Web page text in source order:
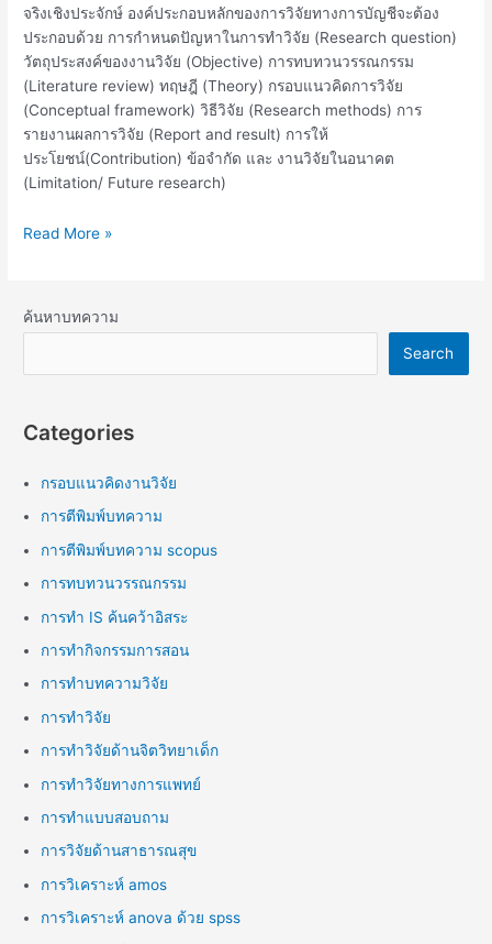
จริงเชิงประจักษ์ องค์ประกอบหลักของการวิจัยทางการบัญชีจะต้อง
ประกอบด้วย การกำหนดปัญหาในการทำวิจัย (Research question)
วัตถุประสงค์ของงานวิจัย (Objective) การทบทวนวรรณกรรม
(Literature review) ทฤษฎี (Theory) กรอบแนวคิดการวิจัย
(Conceptual framework) วิธีวิจัย (Research methods) การ
รายงานผลการวิจัย (Report and result) การให้
ประโยชน์(Contribution) ข้อจำกัด และ งานวิจัยในอนาคต
(Limitation/ Future research)
Read More »
ค้นหาบทความ
Search
Categories
กรอบแนวคิดงานวิจัย
การตีพิมพ์บทความ
การตีพิมพ์บทความ scopus
การทบทวนวรรณกรรม
การทำ IS ค้นคว้าอิสระ
การทำกิจกรรมการสอน
การทำบทความวิจัย
การทำวิจัย
การทำวิจัยด้านจิตวิทยาเด็ก
การทำวิจัยทางการแพทย์
การทำแบบสอบถาม
การวิจัยด้านสาธารณสุข
การวิเคราะห์ amos
การวิเคราะห์ anova ด้วย spss